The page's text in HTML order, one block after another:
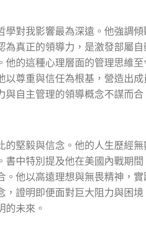
學對我影響最為深遠。他強調
為真正的領導力，是激發部屬
他的這種心理層面的管理思維
以尊重與信任為根基，營造出
自主管理的領導概念不謀而合
堅毅與信念。他的人生歷經無
書中特別提及他在美國內戰期
。他以高遠理想與無畏精神，
，證明即便面對巨大阻力與困
的未來。